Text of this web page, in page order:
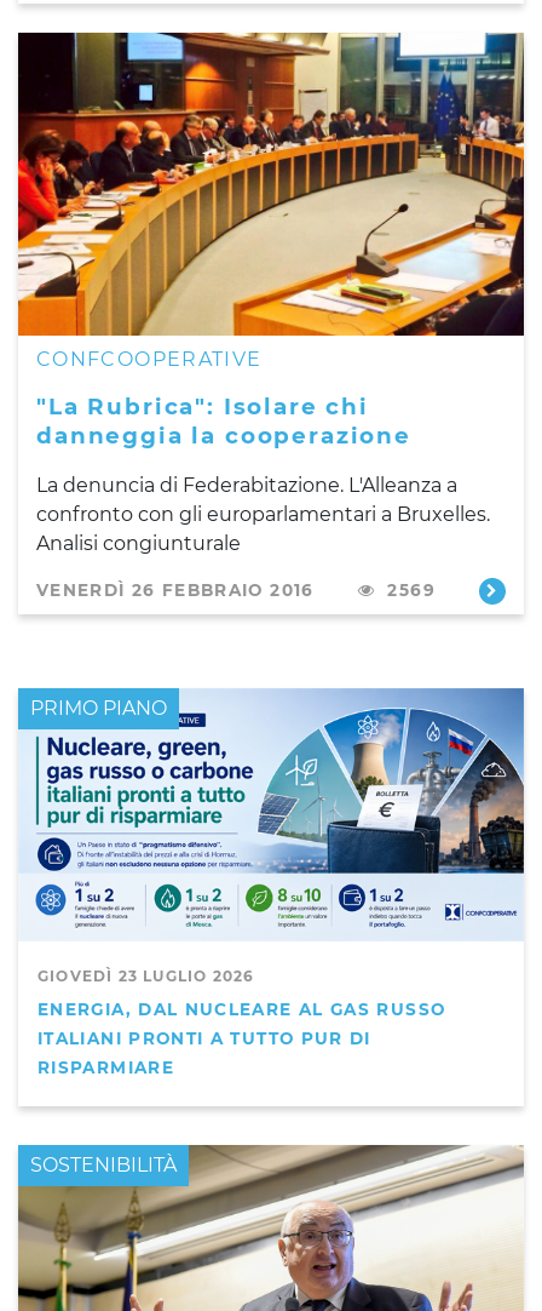
CONFCOOPERATIVE
"La Rubrica": Isolare chi
danneggia la cooperazione
La denuncia di Federabitazione. L'Alleanza a
confronto con gli europarlamentari a Bruxelles.
Analisi congiunturale
VENERDÌ 26 FEBBRAIO 2016 2569
GIOVEDÌ 23 LUGLIO 2026
ENERGIA, DAL NUCLEARE AL GAS RUSSO
ITALIANI PRONTI A TUTTO PUR DI
RISPARMIARE
PRIMO PIANO
PRIMO PIANO
SOSTENIBILITÀ